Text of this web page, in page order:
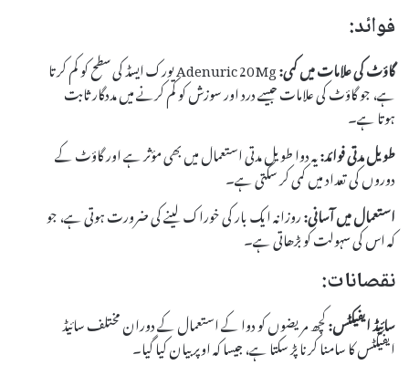
فوائد:
گاؤٹ کی علامات میں کمی: Adenuric 20 Mg یورک ایسڈ کی سطح کو کم کرتا
ہے، جو گاؤٹ کی علامات جیسے درد اور سوزش کو کم کرنے میں مددگار ثابت
ہوتا ہے۔
طویل مدتی فوائد:یہ دوا طویل مدتی استعمال میں بھی مؤثر ہے اور گاؤٹ کے
دوروں کی تعداد میں کمی کر سکتی ہے۔
استعمال میں آسانی:روزانہ ایک بار کی خوراک لینے کی ضرورت ہوتی ہے، جو
کہ اس کی سہولت کو بڑھاتی ہے۔
نقصانات:
سائیڈ ایفیکٹس:کچھ مریضوں کو دوا کے استعمال کے دوران مختلف سائیڈ
ایفیکٹس کا سامنا کرنا پڑ سکتا ہے، جیسا کہ اوپر بیان کیا گیا۔